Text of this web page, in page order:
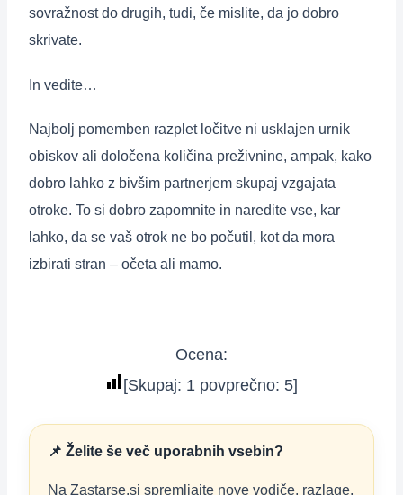
sovražnost do drugih, tudi, če mislite, da jo dobro
skrivate.
In vedite…
Najbolj pomemben razplet ločitve ni usklajen urnik
obiskov ali določena količina preživnine, ampak, kako
dobro lahko z bivšim partnerjem skupaj vzgajata
otroke. To si dobro zapomnite in naredite vse, kar
lahko, da se vaš otrok ne bo počutil, kot da mora
izbirati stran – očeta ali mamo.
Ocena:
[Skupaj: 1 povprečno: 5]
📌 Želite še več uporabnih vsebin?
Na Zastarse.si spremljajte nove vodiče, razlage,